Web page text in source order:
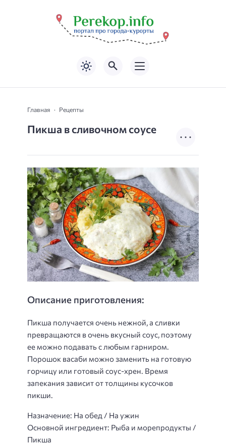
Главная Рецепты
Пикша в сливочном соусе
Описание приготовления:
Пикша получается очень нежной, а сливки
превращаются в очень вкусный соус, поэтому
ее можно подавать с любым гарниром.
Порошок васаби можно заменить на готовую
горчицу или готовый соус-хрен. Время
запекания зависит от толщины кусочков
пикши.
Назначение: На обед / На ужин
Основной ингредиент: Рыба и морепродукты /
Пикша